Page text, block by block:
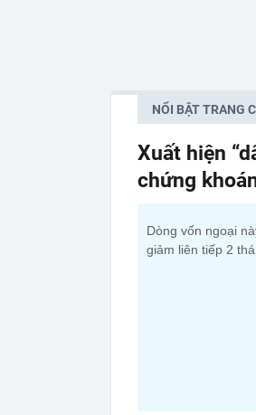
NỔI BẬT TRANG
Xuất hiện
chứng
Dòng vốn ngoại
giảm liên tiếp 2